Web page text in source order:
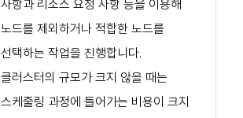
사항과 리소스 요청 사항 등을 이용해
노드를 제외하거나 적합한 노드를
선택하는 작업을 진행합니다.
클러스터의 규모가 크지 않을 때는
스케줄링 과정에 들어가는 비용이 크지